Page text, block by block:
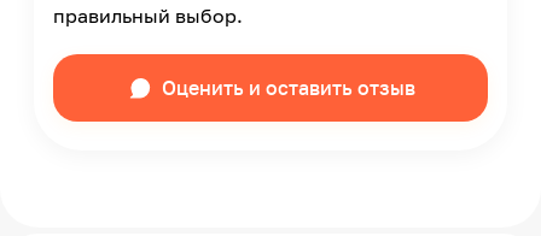
правильный выбор.
Оценить и оставить отзыв